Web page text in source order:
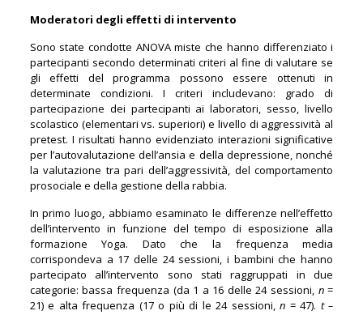
Moderatori degli effetti di intervento
Sono state condotte ANOVA miste che hanno differenziato i
partecipanti secondo determinati criteri al fine di valutare se
gli effetti del programma possono essere ottenuti in
determinate condizioni. I criteri includevano: grado di
partecipazione dei partecipanti ai laboratori, sesso, livello
scolastico (elementari vs. superiori) e livello di aggressività al
pretest. I risultati hanno evidenziato interazioni significative
per l’autovalutazione dell’ansia e della depressione, nonché
la valutazione tra pari dell’aggressività, del comportamento
prosociale e della gestione della rabbia.
In primo luogo, abbiamo esaminato le differenze nell’effetto
dell’intervento in funzione del tempo di esposizione alla
formazione Yoga. Dato che la frequenza media
corrispondeva a 17 delle 24 sessioni, i bambini che hanno
partecipato all’intervento sono stati raggruppati in due
categorie: bassa frequenza (da 1 a 16 delle 24 sessioni, n=
21) e alta frequenza (17 o più di le 24 sessioni,n = 47). t –